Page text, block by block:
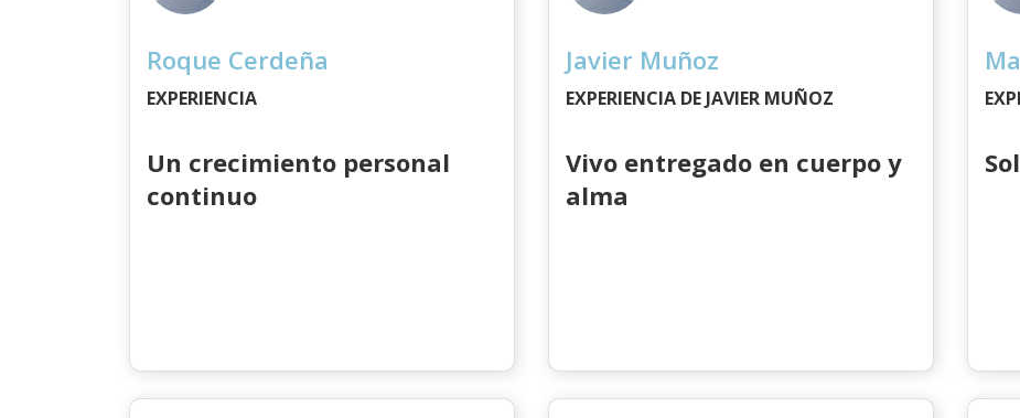
Roque Cerdeña
EXPERIENCIA
Un crecimiento personal
continuo
Javier Muñoz
EXPERIENCIA DE JAVIER MUÑOZ
Vivo entregado en cuerpo y
alma